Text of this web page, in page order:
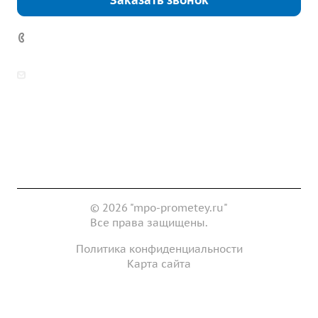
© 2026 "mpo-prometey.ru"
Все права защищены.
Политика конфиденциальности
Карта сайта